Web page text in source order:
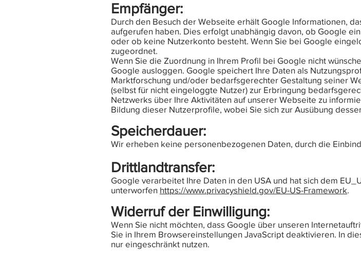
Empfänger:
Durch den Besuch der Webseite erhält Google Informationen,
aufgerufen haben. Dies erfolgt unabhängig davon, ob Google
oder ob keine Nutzerkonto besteht. Wenn Sie bei Google
zugeordnet.
Wenn Sie die Zuordnung in Ihrem Profil bei Google nicht
Google ausloggen. Google speichert Ihre Daten als
Marktforschung und/oder bedarfsgerechter Gestaltung seiner
(selbst für nicht eingeloggte Nutzer) zur Erbringung
Netzwerks über Ihre Aktivitäten auf unserer Webseite zu
Bildung dieser Nutzerprofile, wobei Sie sich zur Ausübung
Speicherdauer:
Wir erheben keine personenbezogenen Daten, durch die
Drittlandtransfer:
Google verarbeitet Ihre Daten in den USA und hat sich dem
unterworfen https://www.privacyshield.gov/EU-US-Framework.
Widerruf der Einwilligung:
Wenn Sie nicht möchten, dass Google über unseren
Sie in Ihrem Browsereinstellungen JavaScript deaktivieren. In
nur eingeschränkt nutzen.